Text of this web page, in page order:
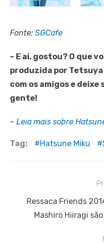
Fonte: SGCafe
– E ai, gostou? O que
produzida por
com os amigos e
gente!
– Leia mais sobre
Tag: Hatsune Miku
Post
Previous
Ressaca Friends
Mashiro Hiiragi